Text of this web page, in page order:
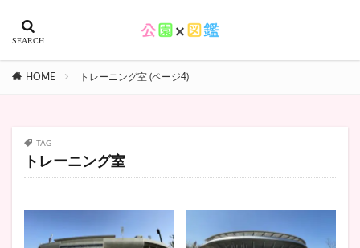
HOME トレーニング室 (ページ4)
TAG
トレーニング室